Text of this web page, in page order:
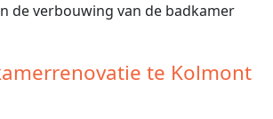
de verbouwing van de badkamer
te Kolmont